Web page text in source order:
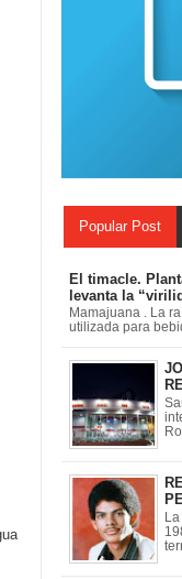
Popular Post
El timacle.
levanta la
Mamajuana . La
utilizada para